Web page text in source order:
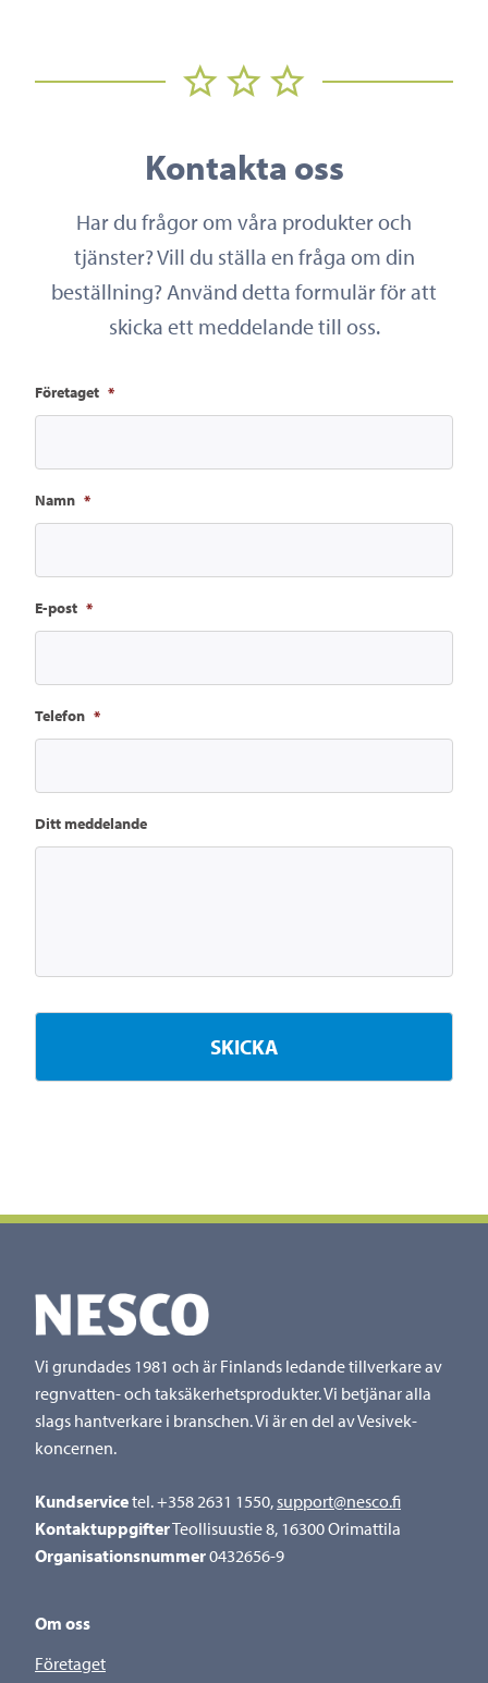
Kontakta oss
Har du frågor om våra produkter och
tjänster? Vill du ställa en fråga om din
beställning? Använd detta formulär för att
skicka ett meddelande till oss.
Företaget *
Namn *
E-post *
Telefon *
Ditt meddelande
Vi grundades 1981 och är Finlands ledande tillverkare av
regnvatten- och taksäkerhetsprodukter. Vi betjänar alla
slags hantverkare i branschen. Vi är en del av Vesivek-
koncernen.
Kundservicetel. +358 2631 1550, support@nesco.fi
KontaktuppgifterTeollisuustie 8, 16300 Orimattila
Organisationsnummer0432656-9
Om oss
Företaget